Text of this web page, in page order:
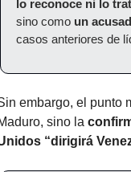
lo reconoce ni lo
sino como un
casos anteriores de
embargo, el punto
sino la
“dirigirá